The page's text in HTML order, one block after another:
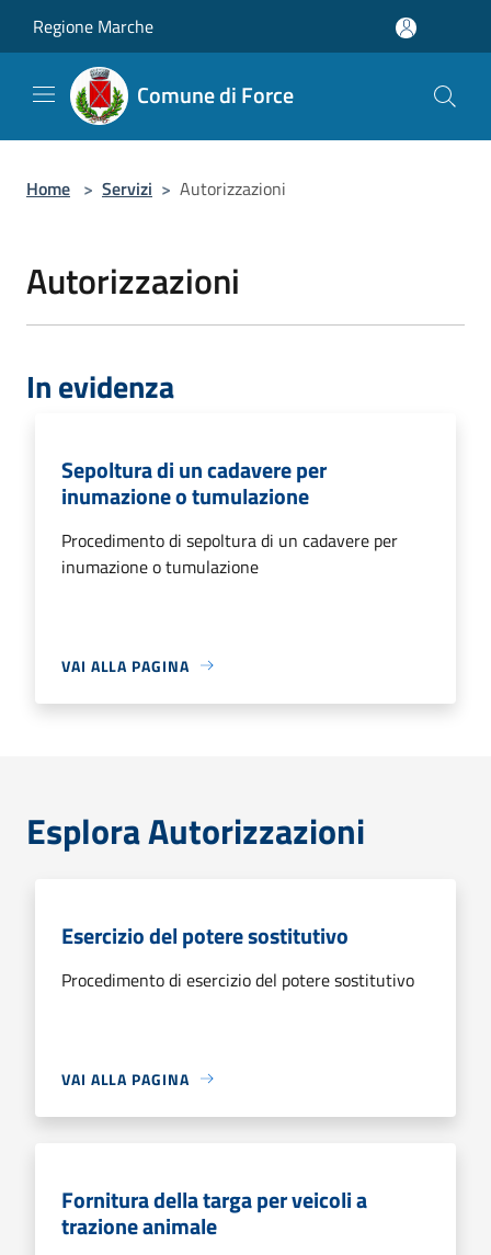
Regione Marche
Comune di Force
Home > Servizi > Autorizzazioni
Autorizzazioni
In evidenza
Sepoltura di un cadavere per
inumazione o tumulazione
Procedimento di sepoltura di un cadavere per
inumazione o tumulazione
VAI ALLA PAGINA
Esplora Autorizzazioni
Esercizio del potere sostitutivo
Procedimento di esercizio del potere sostitutivo
VAI ALLA PAGINA
Fornitura della targa per veicoli a
trazione animale